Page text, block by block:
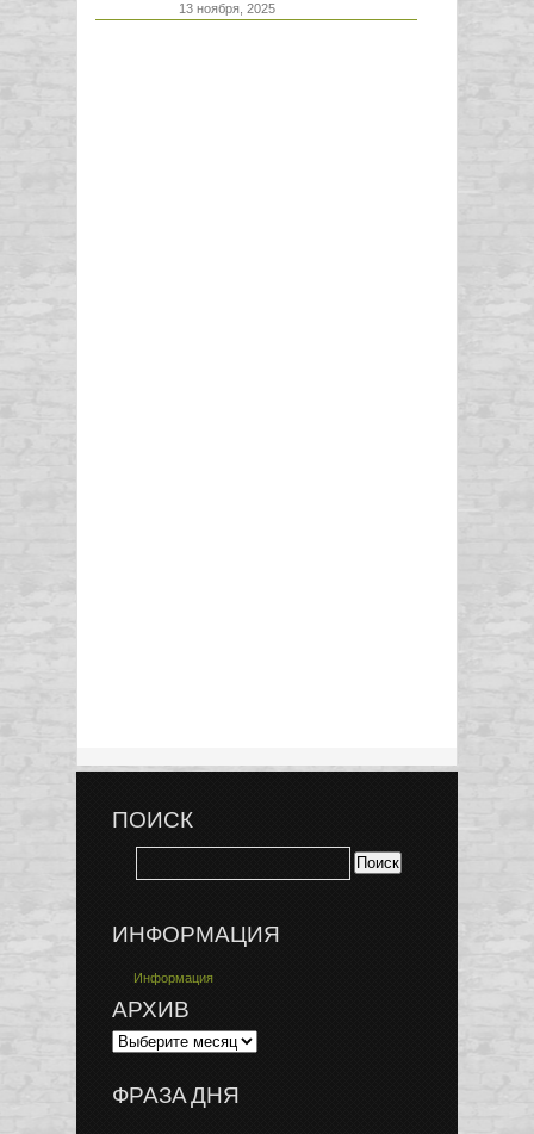
13 ноября, 2025
ПОИСК
ИНФОРМАЦИЯ
Информация
АРХИВ
ФРАЗА ДНЯ